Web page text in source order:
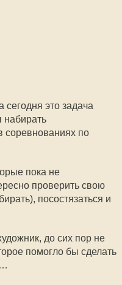
сегодня это задача
соревнованиях по
пока не
проверить свою
посостязаться и
до сих пор не
помогло бы сделать